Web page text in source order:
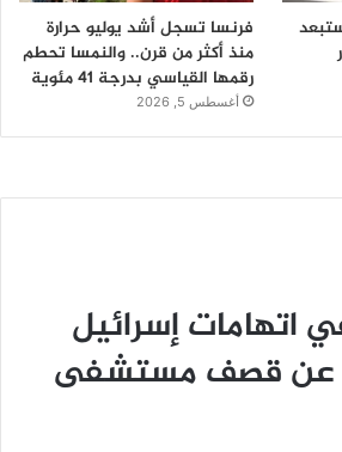
فرنسا تسجل أشد يوليو حرارة
منذ أكثر من قرن.. والنمسا تحطم
رقمها القياسي بدرجة 41 مئوية
أغسطس 5, 2026